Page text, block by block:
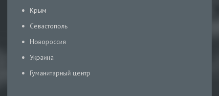
Крым
Севастополь
Новороссия
Украина
Гуманитарный центр